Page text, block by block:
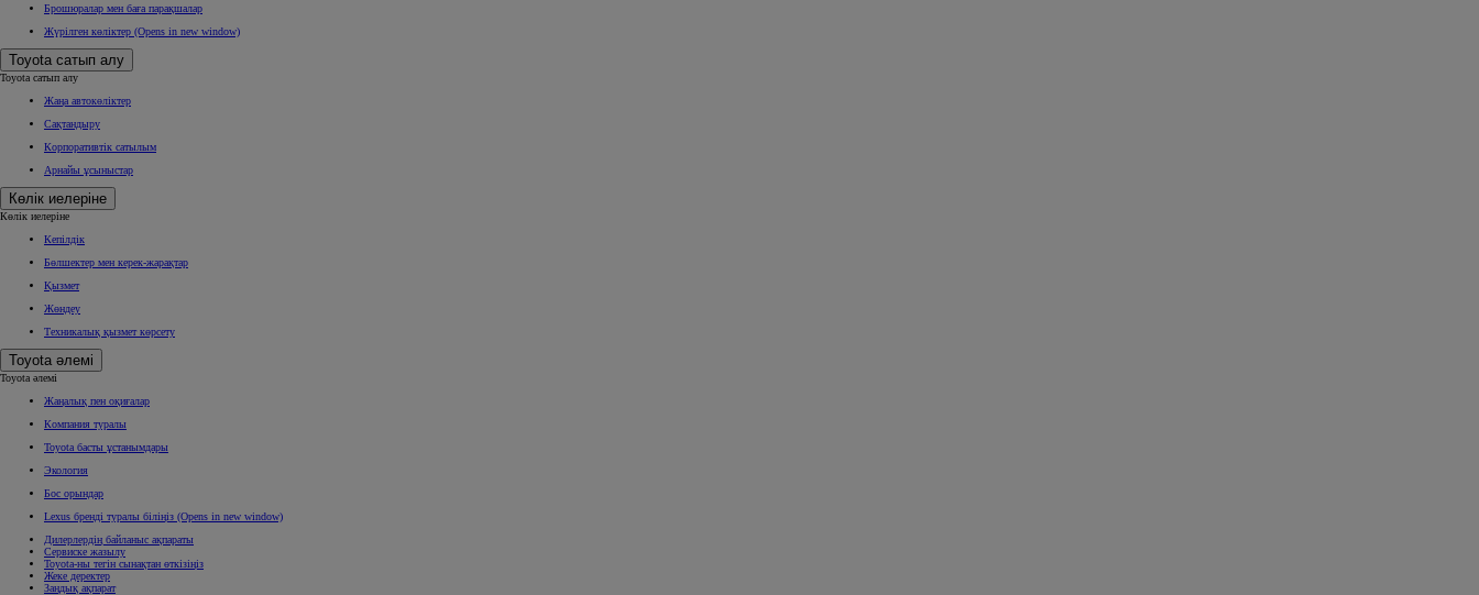
Брошюралар мен баға парақшалар
Жүрілген көліктер (Opens in new window)
Toyota сатып алу
Toyota сатып алу
Жаңа автокөліктер
Сақтандыру
Корпоративтік сатылым
Арнайы ұсыныстар
Көлік иелеріне
Көлік иелеріне
Кепілдік
Бөлшектер мен керек-жарақтар
Қызмет
Жөндеу
Техникалық қызмет көрсету
Toyota әлемі
Toyota әлемі
Жаңалық пен оқиғалар
Компания туралы
Toyota басты ұстанымдары
Экология
Бос орындар
Lexus бренді туралы біліңіз (Opens in new window)
Дилерлердің байланыс ақпараты
Сервиске жазылу
Toyota-ны тегін сынақтан өткізіңіз
Жеке деректер
Заңдық ақпарат